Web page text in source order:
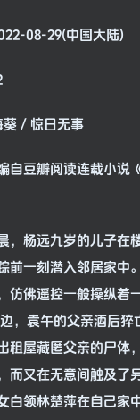
08-29(中国大陆)
/ 惊日无事
豆瓣阅读连载小说
杨远九岁的儿子在
前一刻潜入邻居家中
仿佛遥控一般操纵着
，袁午的父亲酒后猝
租屋藏匿父亲的尸体
而又在无意间触及了
白领林楚萍在自己家